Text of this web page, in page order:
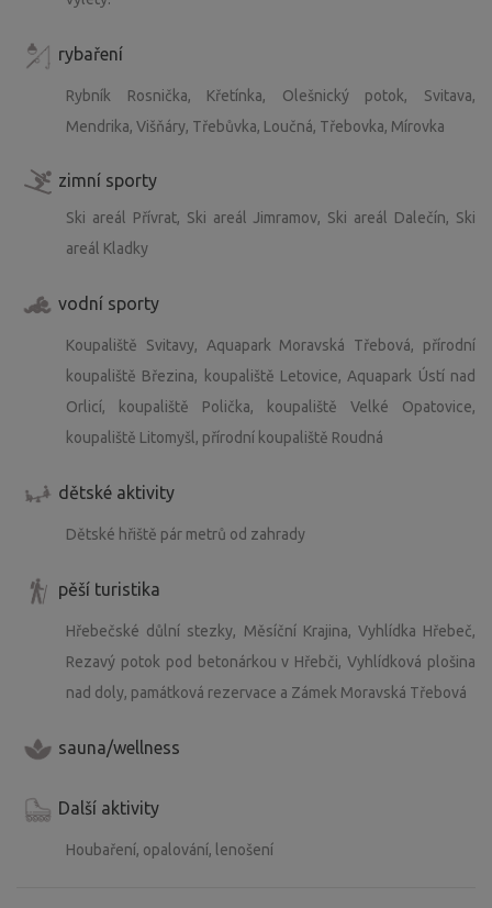
rybaření
Rybník Rosnička, Křetínka, Olešnický potok, Svitava,
Mendrika, Višňáry, Třebůvka, Loučná, Třebovka, Mírovka
zimní sporty
Ski areál Přívrat, Ski areál Jimramov, Ski areál Dalečín, Ski
areál Kladky
vodní sporty
Koupaliště Svitavy, Aquapark Moravská Třebová, přírodní
koupaliště Březina, koupaliště Letovice, Aquapark Ústí nad
Orlicí, koupaliště Polička, koupaliště Velké Opatovice,
koupaliště Litomyšl, přírodní koupaliště Roudná
dětské aktivity
Dětské hřiště pár metrů od zahrady
pěší turistika
Hřebečské důlní stezky, Měsíční Krajina, Vyhlídka Hřebeč,
Rezavý potok pod betonárkou v Hřebči, Vyhlídková plošina
nad doly, památková rezervace a Zámek Moravská Třebová
sauna/wellness
Další aktivity
Houbaření, opalování, lenošení